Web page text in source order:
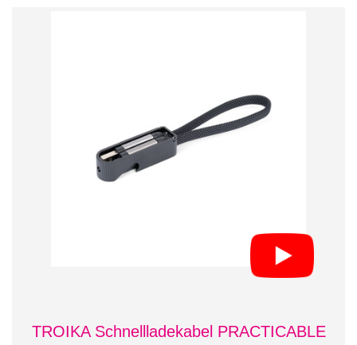
TROIKA Schnellladekabel PRACTICABLE